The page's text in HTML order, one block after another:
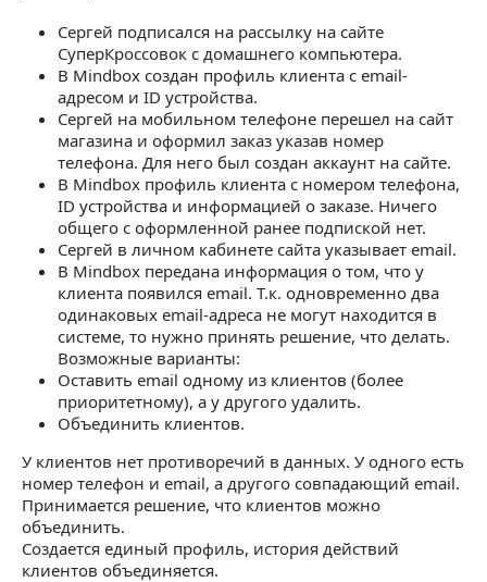
Сергей подписался на рассылку на сайте
СуперКроссовок с домашнего компьютера.
В Mindbox создан профиль клиента с email-
адресом и ID устройства.
Сергей на мобильном телефоне перешел на сайт
магазина и оформил заказ указав номер
телефона. Для него был создан аккаунт на сайте.
В Mindbox профиль клиента с номером телефона,
ID устройства и информацией о заказе. Ничего
общего с оформленной ранее подпиской нет.
Сергей в личном кабинете сайта указывает email.
В Mindbox передана информация о том, что у
клиента появился email. Т.к. одновременно два
одинаковых email-адреса не могут находится в
системе, то нужно принять решение, что делать.
Возможные варианты:
Оставить email одному из клиентов (более
приоритетному), а у другого удалить.
Объединить клиентов.
У клиентов нет противоречий в данных. У одного есть
номер телефон и email, а другого совпадающий email.
Принимается решение, что клиентов можно
объединить.
Создается единый профиль, история действий
клиентов объединяется.